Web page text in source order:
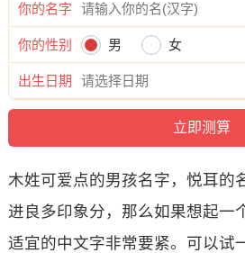
你的名字
你的性别 男 女
出生日期
木姓可爱点的男孩名字，悦耳的
进良多印象分，那么如果想起一
适宜的中文字非常要紧。可以试